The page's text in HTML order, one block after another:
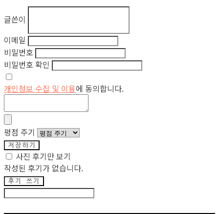
글쓴이
이메일
비밀번호
비밀번호 확인
개인정보 수집 및 이용에 동의합니다.
평점 주기
저장하기
사진 후기만 보기
작성된 후기가 없습니다.
후기 쓰기